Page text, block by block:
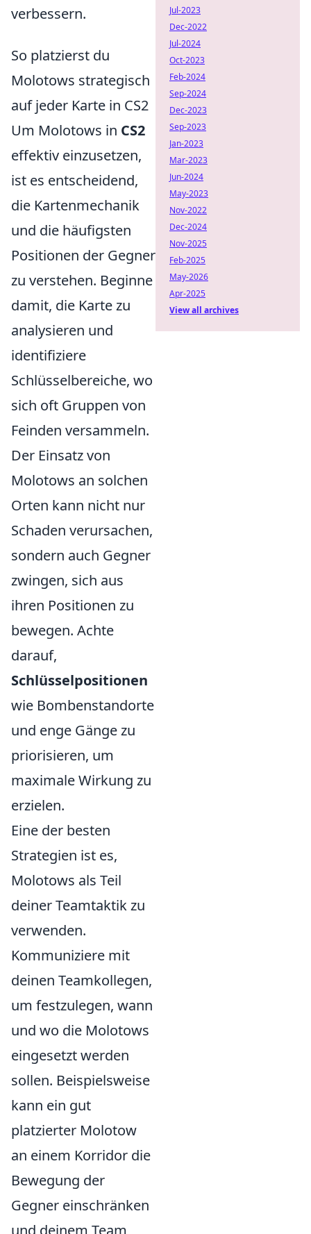
verbessern.
So platzierst du
Molotows strategisch
auf jeder Karte in CS2
Um Molotows in CS2
effektiv einzusetzen,
ist es entscheidend,
die Kartenmechanik
und die häufigsten
Positionen der Gegner
zu verstehen. Beginne
damit, die Karte zu
analysieren und
identifiziere
Schlüsselbereiche, wo
sich oft Gruppen von
Feinden versammeln.
Der Einsatz von
Molotows an solchen
Orten kann nicht nur
Schaden verursachen,
sondern auch Gegner
zwingen, sich aus
ihren Positionen zu
bewegen. Achte
darauf,
Schlüsselpositionen
wie Bombenstandorte
und enge Gänge zu
priorisieren, um
maximale Wirkung zu
erzielen.
Eine der besten
Strategien ist es,
Molotows als Teil
deiner Teamtaktik zu
verwenden.
Kommuniziere mit
deinen Teamkollegen,
um festzulegen, wann
und wo die Molotows
eingesetzt werden
sollen. Beispielsweise
kann ein gut
platzierter Molotow
an einem Korridor die
Bewegung der
Gegner einschränken
und deinem Team
Jul-2023
Dec-2022
Jul-2024
Oct-2023
Feb-2024
Sep-2024
Dec-2023
Sep-2023
Jan-2023
Mar-2023
Jun-2024
May-2023
Nov-2022
Dec-2024
Nov-2025
Feb-2025
May-2026
Apr-2025
View all archives